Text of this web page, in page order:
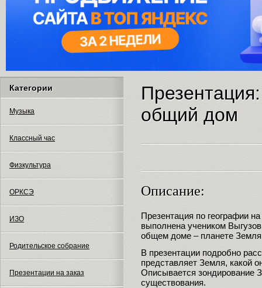
Категории
Музыка
Классный час
Физкультура
ОРКСЭ
ИЗО
Родительское собрание
Презентации на заказ
общий дом
Описание:
Презентация по географии
выполнена учеником
общем доме – планете
В презентации подробно
представляет Земля, какой
Описывается зондирование
существования.